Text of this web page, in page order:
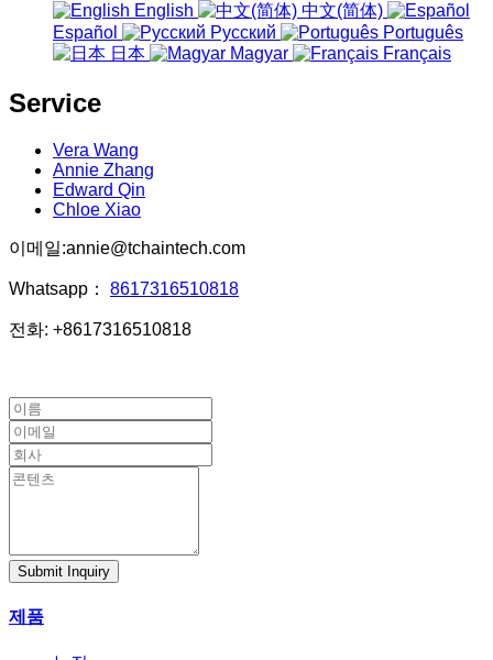
English
中文(简体)
Español
Русский
Português
日本
Magyar Français
Service
Vera Wang
Annie Zhang
Edward Qin
Chloe Xiao
이메일:annie@tchaintech.com
Whatsapp： 8617316510818
전화: +8617316510818
Submit Inquiry
제품